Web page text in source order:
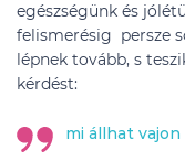
egészségünk és
felismerésig persze
lépnek tovább, s
kérdést:
mi állhat